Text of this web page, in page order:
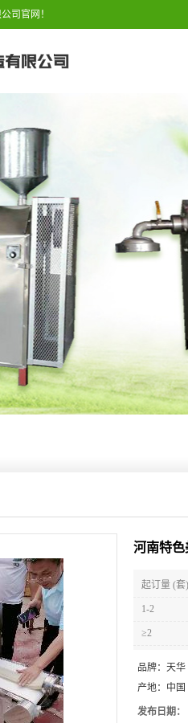
司官网！
河南特色
起订量 (套)
1-2
≥2
品牌： 天华
产地： 中国
发布日期：